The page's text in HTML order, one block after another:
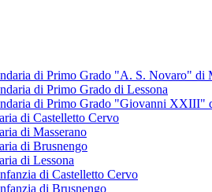
di Primo Grado "A. S. Novaro" di
di Primo Grado di Lessona
di Primo Grado "Giovanni XXIII"
di Castelletto Cervo
di Masserano
di Brusnengo
di Lessona
di Castelletto Cervo
di Brusnengo